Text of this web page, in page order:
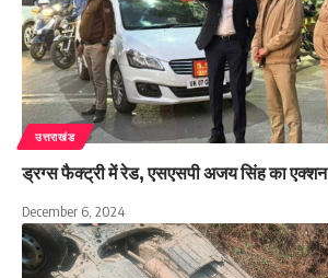
उत्तराखंड
ड्रग्स फैक्ट्री में रेड, एसएसपी अजय सिंह का एक्शन
December 6, 2024